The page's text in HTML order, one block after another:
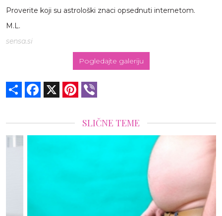
Proverite koji su astrološki znaci opsednuti internetom.
M.L.
sensa.si
Pogledajte galeriju
Share Facebook Pinterest
SLIČNE TEME